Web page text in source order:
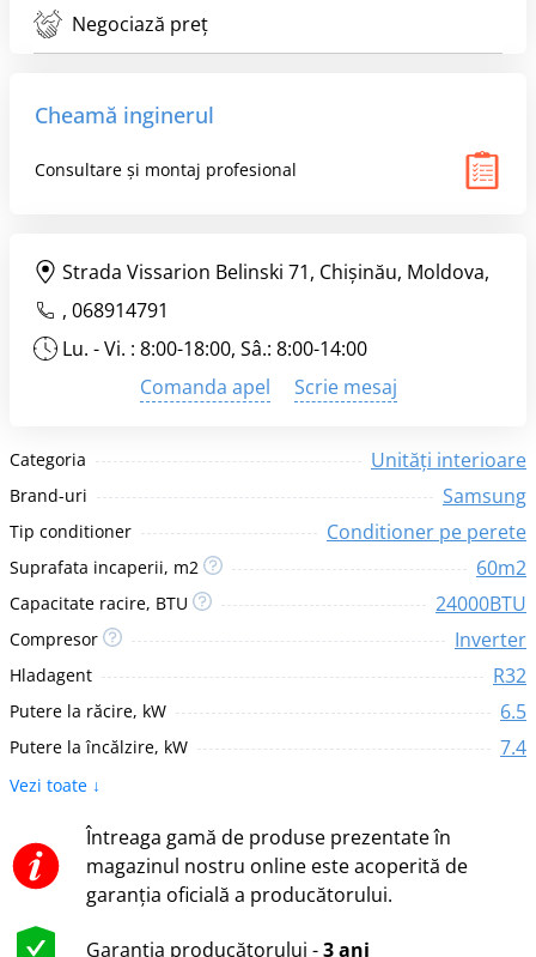
Categoria Unități interioare
Brand-uri Samsung
Tip conditioner Conditioner pe perete
Suprafata incaperii, m2 60m2
Capacitate racire, BTU 24000BTU
Compresor Inverter
Hladagent R32
Putere la răcire, kW 6.5
Putere la încălzire, kW 7.4
Vezi toate ↓
Întreaga gamă de produse prezentate în
magazinul nostru online este acoperită de
garanția oficială a producătorului.
Garanția producătorului -3 ani
Negociază preț
Cheamă inginerul
Consultare și montaj profesional
Strada Vissarion Belinski 71, Chişinău, Moldova,
, 068914791
Lu. - Vi. : 8:00-18:00, Sâ.: 8:00-14:00
Comanda apel
Scrie mesaj